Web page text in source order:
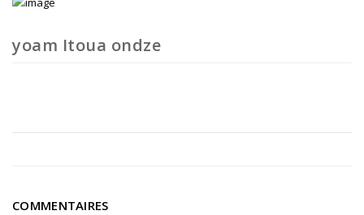
yoam Itoua ondze
COMMENTAIRES